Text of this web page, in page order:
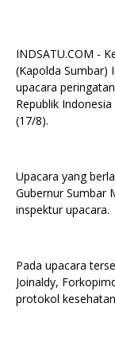
INDSATU.COM -
(Kapolda Sumbar)
upacara
Republik
(17/8).
Upacara yang
Gubernur Sumbar
inspektur upacara.
Pada upacara
Joinaldy,
protokol